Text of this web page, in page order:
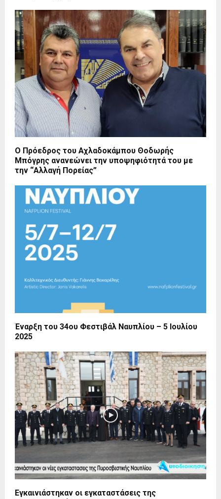
Ο Πρόεδρος του Αχλαδοκάμπου Θοδωρής
Μπόγρης ανανεώνει την υποψηφιότητά του με
την “Αλλαγή Πορείας”
Έναρξη του 34ου Φεστιβάλ Ναυπλίου – 5 Ιουλίου
2025
Εγκαινιάστηκαν οι εγκαταστάσεις της